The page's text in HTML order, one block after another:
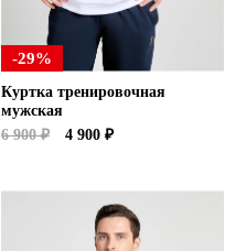
-29%
Куртка тренировочная
мужская
6 900 ₽
4 900 ₽